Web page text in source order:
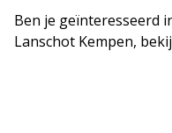
Ben je geïnteresseerd
Lanschot Kempen,